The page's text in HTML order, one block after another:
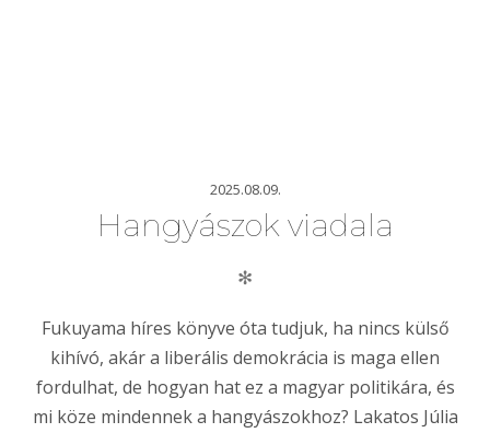
2025.08.09.
Hangyászok viadala
✻
Fukuyama híres könyve óta tudjuk, ha nincs külső
kihívó, akár a liberális demokrácia is maga ellen
fordulhat, de hogyan hat ez a magyar politikára, és
mi köze mindennek a hangyászokhoz? Lakatos Júlia